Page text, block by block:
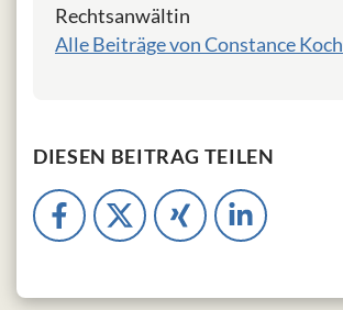
Rechtsanwältin
Alle Beiträge von Constance Koch
DIESEN BEITRAG TEILEN